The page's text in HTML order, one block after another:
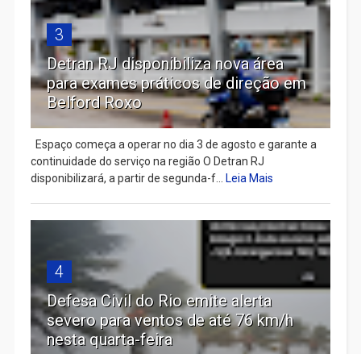
3
Detran RJ disponibiliza nova área
para exames práticos de direção em
Belford Roxo
Espaço começa a operar no dia 3 de agosto e garante a
continuidade do serviço na região O Detran RJ
disponibilizará, a partir de segunda-f... Leia Mais
4
Defesa Civil do Rio emite alerta
severo para ventos de até 76 km/h
nesta quarta-feira